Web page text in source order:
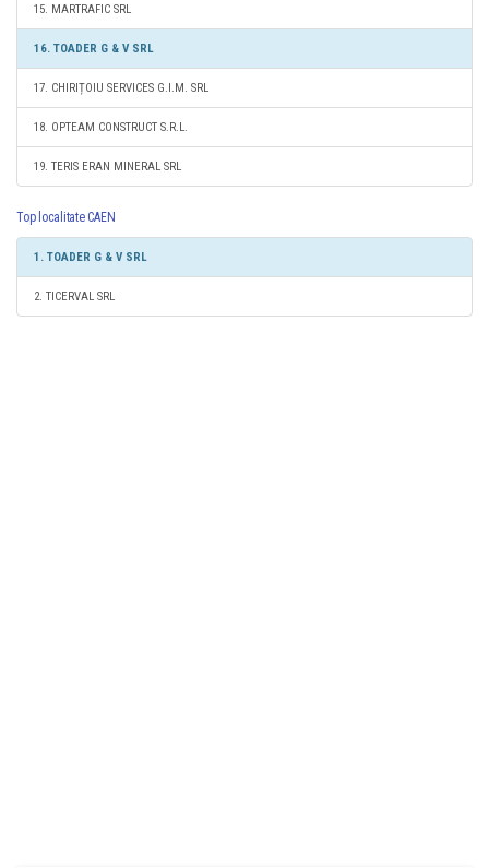
15. MARTRAFIC SRL
16. TOADER G & V SRL
17. CHIRIȚOIU SERVICES G.I.M. SRL
18. OPTEAM CONSTRUCT S.R.L.
19. TERIS ERAN MINERAL SRL
Top localitate CAEN
1. TOADER G & V SRL
2. TICERVAL SRL